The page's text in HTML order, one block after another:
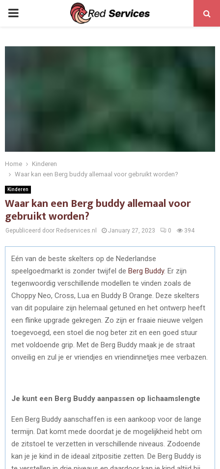
PRIMARY
Home
Kinderen
Waar kan een Berg buddy allemaal voor gebruikt worden?
Kinderen
Waar kan een Berg buddy allemaal voor
gebruikt worden?
Gepubliceerd door Redservices.nl January 27, 2023 0 394
Eén van de beste skelters op de Nederlandse
speelgoedmarkt is zonder twijfel de Berg Buddy. Er zijn
tegenwoordig verschillende modellen te vinden zoals de
Choppy Neo, Cross, Lua en Buddy B Orange. Deze skelters
van dit populaire zijn helemaal getuned en het ontwerp heeft
een flinke upgrade gekregen. Zo zijn er fraaie nieuwe velgen
toegevoegd, een stoel die nog beter zit en een goed stuur
met voldoende grip. Met de Berg Buddy maak je de straat
onveilig en zul je er vriendjes en vriendinnetjes mee verbazen.
Je kunt een Berg Buddy aanpassen op lichaamslengte
Een Berg Buddy aanschaffen is een aankoop voor de lange
termijn. Dat komt mede doordat je de mogelijkheid hebt om
de zitstoel te verzetten in verschillende niveaus. Zodoende
kan je je kind in de ideaal zitpositie zetten. De Berg Buddy is